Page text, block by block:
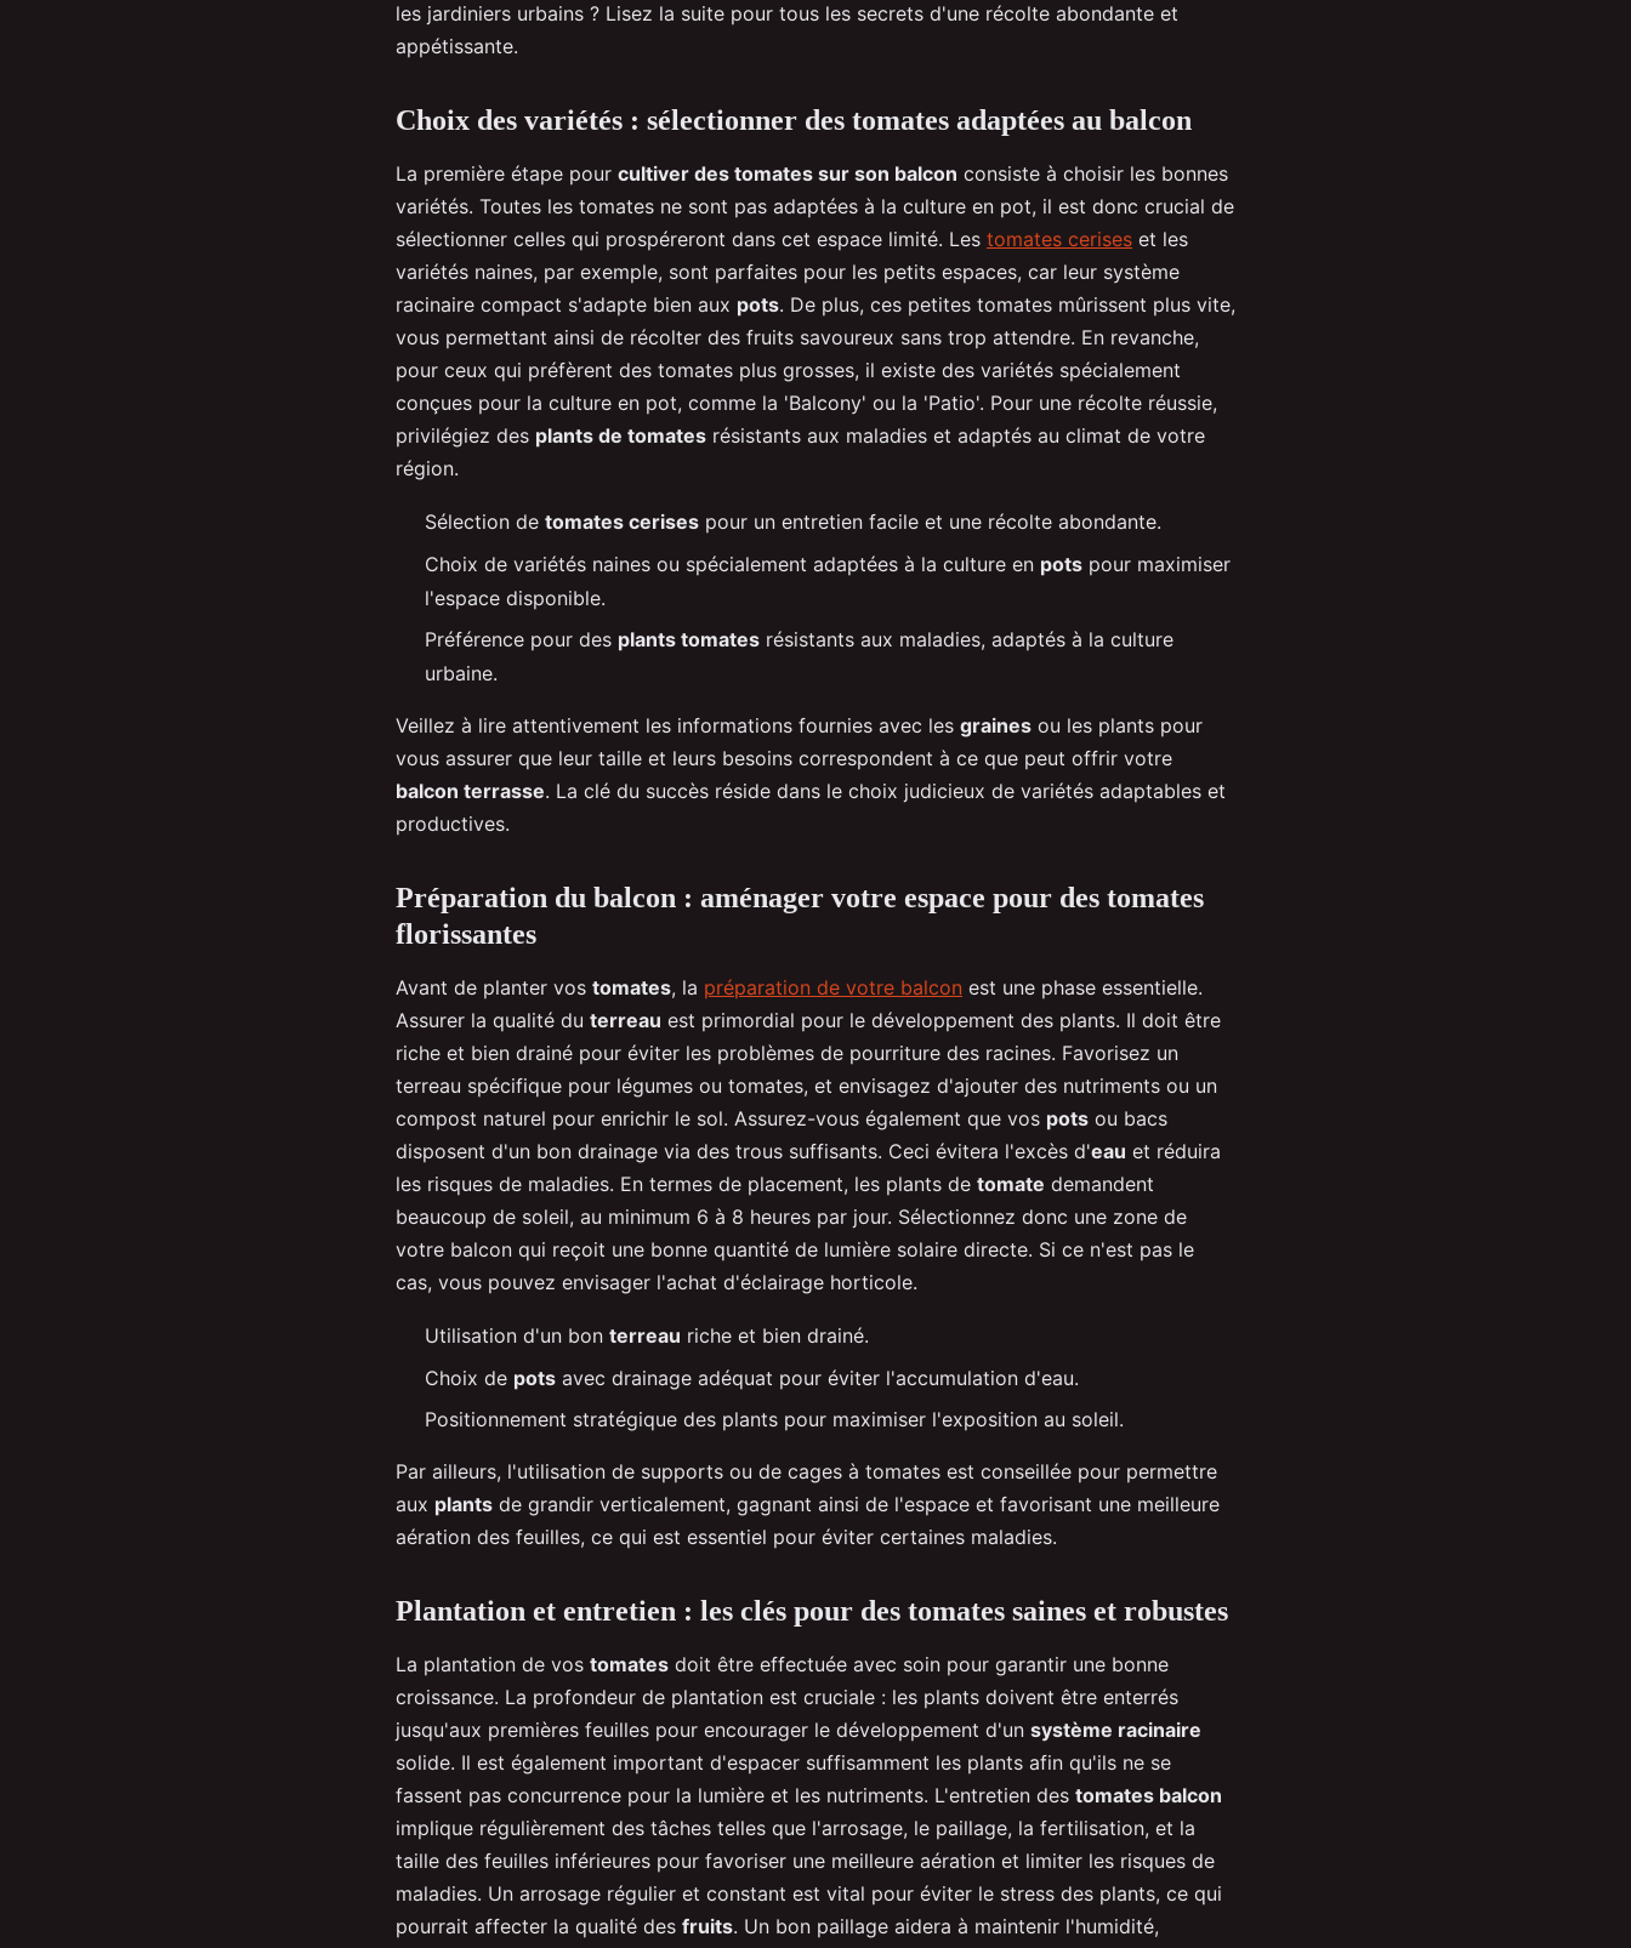
les jardiniers urbains ? Lisez la suite pour tous les secrets d'une récolte abondante et
appétissante.
Choix des variétés : sélectionner des tomates adaptées au balcon
La première étape pour cultiver des tomates sur son balcon consiste à choisir les bonnes
variétés. Toutes les tomates ne sont pas adaptées à la culture en pot, il est donc crucial de
sélectionner celles qui prospéreront dans cet espace limité. Les tomates cerises et les
variétés naines, par exemple, sont parfaites pour les petits espaces, car leur système
racinaire compact s'adapte bien aux pots. De plus, ces petites tomates mûrissent plus vite,
vous permettant ainsi de récolter des fruits savoureux sans trop attendre. En revanche,
pour ceux qui préfèrent des tomates plus grosses, il existe des variétés spécialement
conçues pour la culture en pot, comme la 'Balcony' ou la 'Patio'. Pour une récolte réussie,
privilégiez des plants de tomates résistants aux maladies et adaptés au climat de votre
région.
Sélection de tomates cerises pour un entretien facile et une récolte abondante.
Choix de variétés naines ou spécialement adaptées à la culture en pots pour maximiser
l'espace disponible.
Préférence pour des plants tomates résistants aux maladies, adaptés à la culture
urbaine.
Veillez à lire attentivement les informations fournies avec les graines ou les plants pour
vous assurer que leur taille et leurs besoins correspondent à ce que peut offrir votre
balcon terrasse. La clé du succès réside dans le choix judicieux de variétés adaptables et
productives.
Préparation du balcon : aménager votre espace pour des tomates
florissantes
Avant de planter vos tomates, la préparation de votre balcon est une phase essentielle.
Assurer la qualité du terreau est primordial pour le développement des plants. Il doit être
riche et bien drainé pour éviter les problèmes de pourriture des racines. Favorisez un
terreau spécifique pour légumes ou tomates, et envisagez d'ajouter des nutriments ou un
compost naturel pour enrichir le sol. Assurez-vous également que vos pots ou bacs
disposent d'un bon drainage via des trous suffisants. Ceci évitera l'excès d'eau et réduira
les risques de maladies. En termes de placement, les plants de tomate demandent
beaucoup de soleil, au minimum 6 à 8 heures par jour. Sélectionnez donc une zone de
votre balcon qui reçoit une bonne quantité de lumière solaire directe. Si ce n'est pas le
cas, vous pouvez envisager l'achat d'éclairage horticole.
Utilisation d'un bon terreau riche et bien drainé.
Choix de pots avec drainage adéquat pour éviter l'accumulation d'eau.
Positionnement stratégique des plants pour maximiser l'exposition au soleil.
Par ailleurs, l'utilisation de supports ou de cages à tomates est conseillée pour permettre
aux plants de grandir verticalement, gagnant ainsi de l'espace et favorisant une meilleure
aération des feuilles, ce qui est essentiel pour éviter certaines maladies.
Plantation et entretien : les clés pour des tomates saines et robustes
La plantation de vos tomates doit être effectuée avec soin pour garantir une bonne
croissance. La profondeur de plantation est cruciale : les plants doivent être enterrés
jusqu'aux premières feuilles pour encourager le développement d'un système racinaire
solide. Il est également important d'espacer suffisamment les plants afin qu'ils ne se
fassent pas concurrence pour la lumière et les nutriments. L'entretien des tomates balcon
implique régulièrement des tâches telles que l'arrosage, le paillage, la fertilisation, et la
taille des feuilles inférieures pour favoriser une meilleure aération et limiter les risques de
maladies. Un arrosage régulier et constant est vital pour éviter le stress des plants, ce qui
pourrait affecter la qualité des fruits. Un bon paillage aidera à maintenir l'humidité,